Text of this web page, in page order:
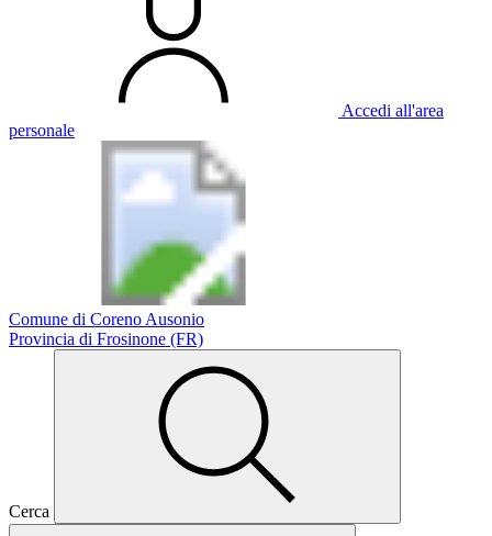
Accedi all'area
personale
Comune di Coreno Ausonio
Provincia di Frosinone (FR)
Cerca